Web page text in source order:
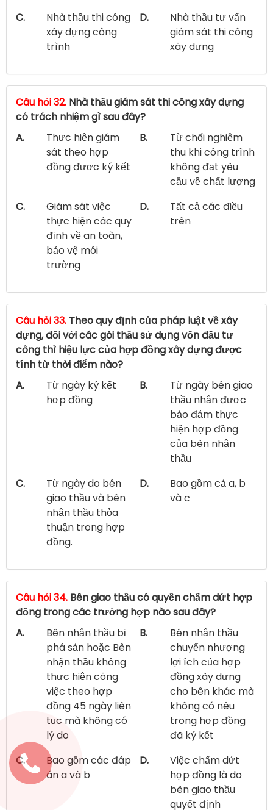
C.
Nhà thầu thi công
xây dựng công
trình
D.
Nhà thầu tư vấn
giám sát thi công
xây dựng
Câu hỏi 32. Nhà thầu giám sát thi công xây dựng
có trách nhiệm gì sau đây?
A.
Thực hiện giám
sát theo hợp
đồng được ký kết
B.
Từ chối nghiệm
thu khi công trình
không đạt yêu
cầu về chất lượng
C.
Giám sát việc
thực hiện các quy
định về an toàn,
bảo vệ môi
trường
D.
Tất cả các điều
trên
Câu hỏi 33. Theo quy định của pháp luật về xây
dựng, đối với các gói thầu sử dụng vốn đầu tư
công thì hiệu lực của hợp đồng xây dựng được
tính từ thời điểm nào?
A.
Từ ngày ký kết
hợp đồng
B.
Từ ngày bên giao
thầu nhận được
bảo đảm thực
hiện hợp đồng
của bên nhận
thầu
C.
Từ ngày do bên
giao thầu và bên
nhận thầu thỏa
thuận trong hợp
đồng.
D.
Bao gồm cả a, b
và c
Câu hỏi 34. Bên giao thầu có quyền chấm dứt hợp
đồng trong các trường hợp nào sau đây?
A.
Bên nhận thầu bị
phá sản hoặc Bên
nhận thầu không
thực hiện công
việc theo hợp
đồng 45 ngày liên
tục mà không có
lý do
B.
Bên nhận thầu
chuyển nhượng
lợi ích của hợp
đồng xây dựng
cho bên khác mà
không có nêu
trong hợp đồng
đã ký kết
C.
Bao gồm các đáp
án a và b
D.
Việc chấm dứt
hợp đồng là do
bên giao thầu
quyết định